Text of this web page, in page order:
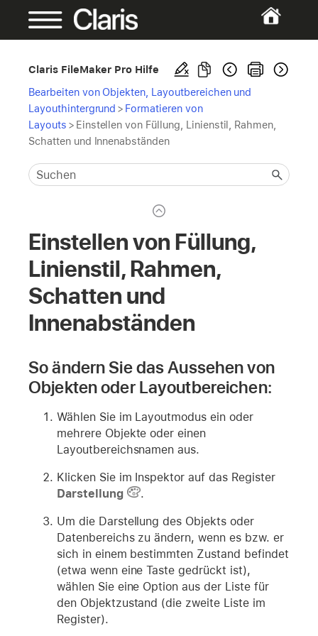
Claris FileMaker Pro Hilfe
Bearbeiten von Objekten, Layoutbereichen und
Layouthintergrund > Formatieren von
Layouts > Einstellen von Füllung, Linienstil, Rahmen,
Schatten und Innenabständen
Einstellen von Füllung,
Linienstil, Rahmen,
Schatten und
Innenabständen
So ändern Sie das Aussehen von
Objekten oder Layoutbereichen:
Wählen Sie im Layoutmodus ein oder
mehrere Objekte oder einen
Layoutbereichsnamen aus.
Klicken Sie im Inspektor auf das Register
Darstellung
.
Um die Darstellung des Objekts oder
Datenbereichs zu ändern, wenn es bzw. er
sich in einem bestimmten Zustand befindet
(etwa wenn eine Taste gedrückt ist),
wählen Sie eine Option aus der Liste für
den Objektzustand (die zweite Liste im
Register).